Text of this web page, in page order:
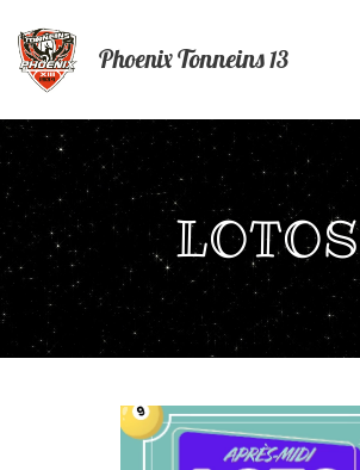
PhoenixTonneins13
LOTOS